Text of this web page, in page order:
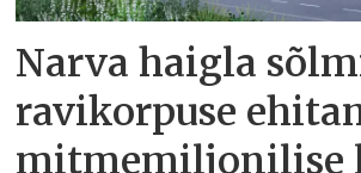
Narva haigla
ravikorpuse
mitmemiljonilise